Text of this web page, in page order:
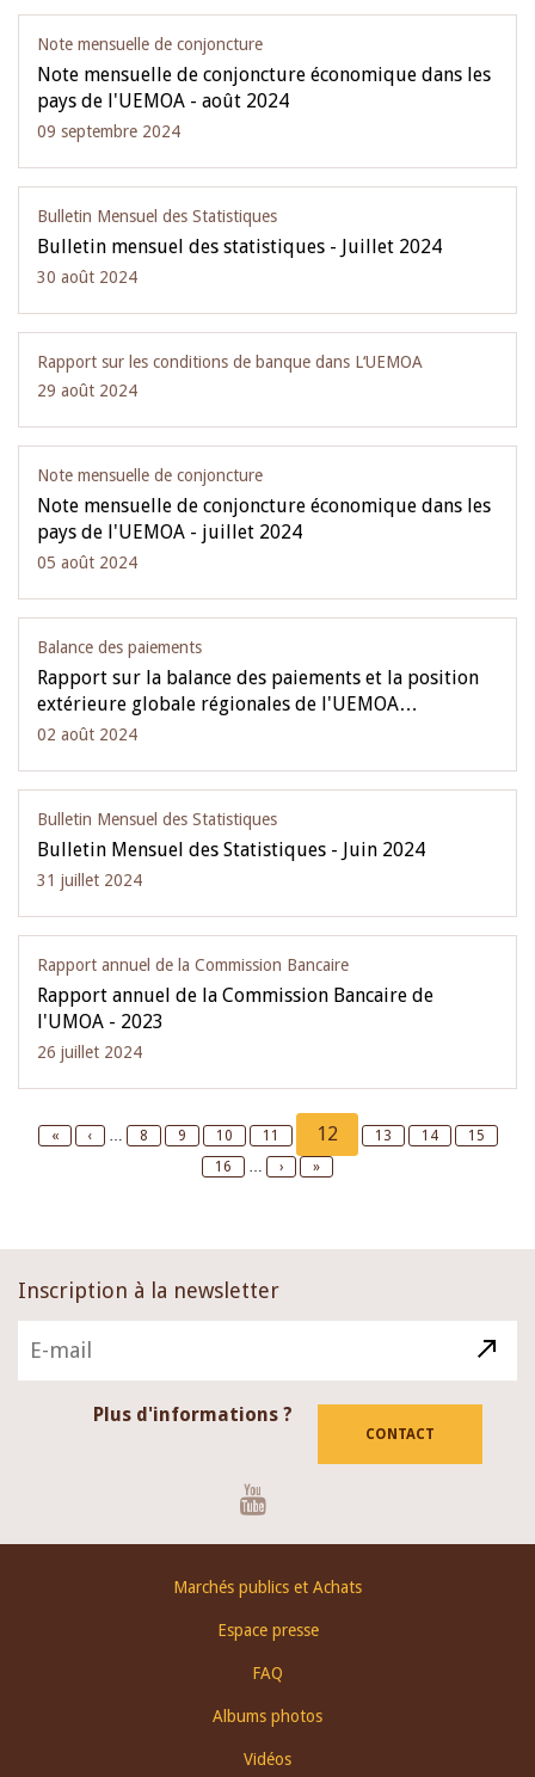
Note mensuelle de conjoncture
Note mensuelle de conjoncture économique dans les
pays de l'UEMOA - août 2024
09 septembre 2024
Bulletin Mensuel des Statistiques
Bulletin mensuel des statistiques - Juillet 2024
30 août 2024
Rapport sur les conditions de banque dans L‘UEMOA
29 août 2024
Note mensuelle de conjoncture
Note mensuelle de conjoncture économique dans les
pays de l'UEMOA - juillet 2024
05 août 2024
Balance des paiements
Rapport sur la balance des paiements et la position
extérieure globale régionales de l'UEMOA…
02 août 2024
Bulletin Mensuel des Statistiques
Bulletin Mensuel des Statistiques - Juin 2024
31 juillet 2024
Rapport annuel de la Commission Bancaire
Rapport annuel de la Commission Bancaire de
l'UMOA - 2023
26 juillet 2024
First
«
Previous
‹ … Page
8 Page
9 Page
10 Page
11
Current
page
12 Page
13 Page
14 Page
15
Page
16 …
Next
›
Last
»
Inscription à la newsletter
Plus d'informations ?
CONTACT
Marchés publics et Achats
Espace presse
FAQ
Albums photos
Vidéos